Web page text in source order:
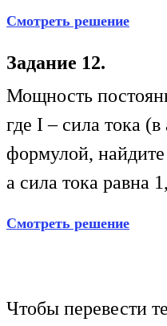
Смотреть решение
Задание 12.
Мощность
где I – сила тока
формулой,
а сила тока равна
Смотреть решение
Чтобы перевести